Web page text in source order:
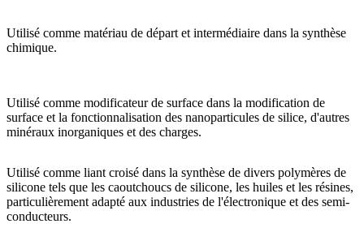
Utilisé comme matériau de départ et intermédiaire dans la synthèse
chimique.
Utilisé comme modificateur de surface dans la modification de
surface et la fonctionnalisation des nanoparticules de silice, d'autres
minéraux inorganiques et des charges.
Utilisé comme liant croisé dans la synthèse de divers polymères de
silicone tels que les caoutchoucs de silicone, les huiles et les résines,
particulièrement adapté aux industries de l'électronique et des semi-
conducteurs.